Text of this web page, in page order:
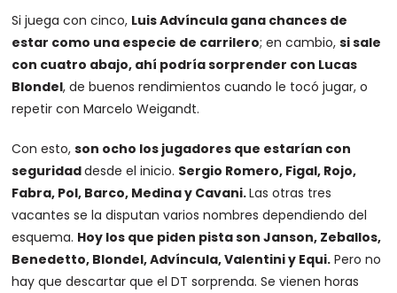
Si juega con cinco, Luis Advíncula gana chances de
estar como una especie de carrilero; en cambio,si sale
con cuatro abajo, ahí podría sorprender con Lucas
Blondel, de buenos rendimientos cuando le tocó jugar, o
repetir con Marcelo Weigandt.
Con esto,son ocho los jugadores que estarían con
seguridaddesde el inicio. Sergio Romero, Figal, Rojo,
Fabra, Pol, Barco, Medina y Cavani.Las otras tres
vacantes se la disputan varios nombres dependiendo del
esquema. Hoy los que piden pista son Janson, Zeballos,
Benedetto, Blondel, Advíncula, Valentini y Equi. Pero no
hay que descartar que el DT sorprenda. Se vienen horas